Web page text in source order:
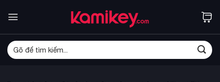
qua
dung
Tìm
kiếm: